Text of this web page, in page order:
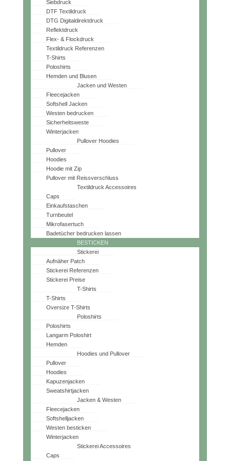
Siebdruck
DTF Textildruck
DTG Digitaldirektdruck
Reflektdruck
Flex- & Flockdruck
Textildruck Referenzen
T-Shirts
Poloshirts
Hemden und Blusen
Jacken und Westen
Fleecejacken
Softshell Jacken
Westen bedrucken
Sicherheitsweste
Winterjacken
Pullover Hoodies
Pullover
Hoodies
Hoodie mit Zip
Pullover mit Reissverschluss
Textildruck Accessoires
Caps
Einkaufstaschen
Turnbeutel
Mikrofasertuch
Badetücher bedrucken lassen
BESTICKEN
Stickerei
Aufnäher Patch
Stickerei Referenzen
Stickerei Preise
T-Shirts
T-Shirts
Oversize T-Shirts
Poloshirts
Poloshirts
Langarm Poloshirt
Hemden
Hoodies und Pullover
Pullover
Hoodies
Kapuzenjacken
Sweatshirtjacken
Jacken & Westen
Fleecejacken
Softshelljacken
Westen besticken
Winterjacken
Stickerei Accessoires
Caps